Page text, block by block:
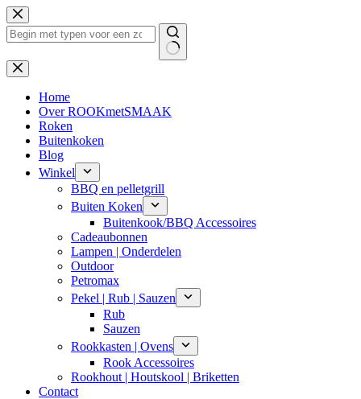
Ga
naar
de
Geen
resultaten
Home
Over ROOKmetSMAAK
Roken
Buitenkoken
Blog
Winkel
BBQ en pelletgrill
Buiten Koken
Buitenkook/BBQ Accessoires
Cadeaubonnen
Lampen | Onderdelen
Outdoor
Petromax
Pekel | Rub | Sauzen
Rub
Sauzen
Rookkasten | Ovens
Rook Accessoires
Rookhout | Houtskool | Briketten
Contact